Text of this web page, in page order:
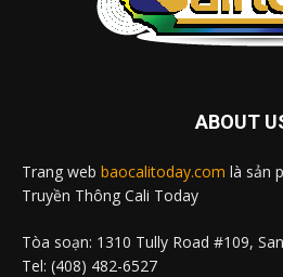
ABOUT
Trang web baocalitoday.com là sản
Truyền Thông Cali Today
Tòa soạn: 1310 Tully Road #109,
Tel: (408) 482-6527